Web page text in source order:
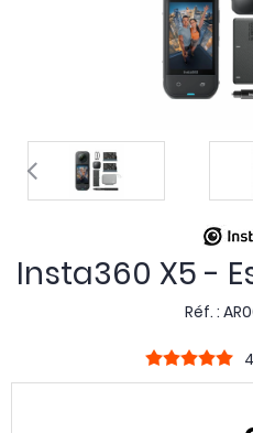
Insta360 X5 -
Réf. :